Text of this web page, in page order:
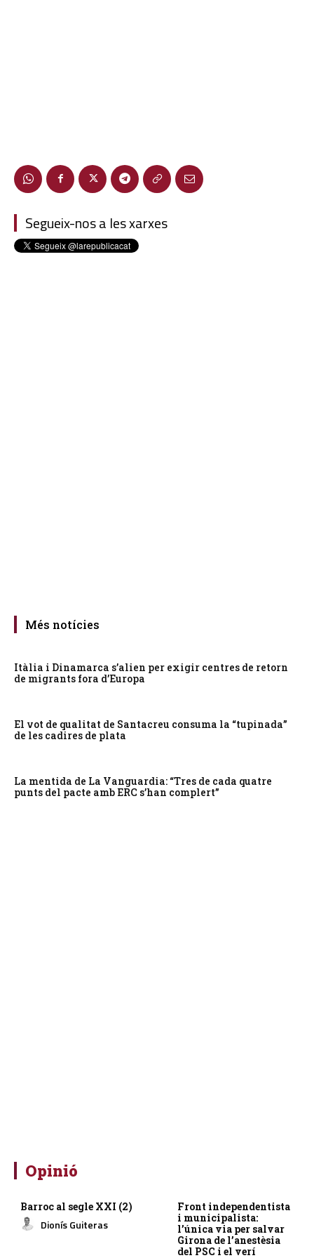
Segueix-nos a les xarxes
Més notícies
Itàlia i Dinamarca s’alien per exigir centres de retorn
de migrants fora d’Europa
El vot de qualitat de Santacreu consuma la “tupinada”
de les cadires de plata
La mentida de La Vanguardia: “Tres de cada quatre
punts del pacte amb ERC s’han complert”
Opinió
Barroc al segle XXI (2)
Dionís Guiteras
Front independentista
i municipalista:
l’única via per salvar
Girona de l’anestèsia
del PSC i el verí